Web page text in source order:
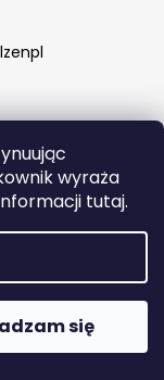
wyraża
tutaj.
się
prawa
cookie